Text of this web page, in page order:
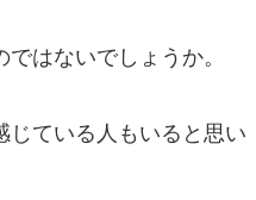
はないでしょうか。
じている人もいると思い